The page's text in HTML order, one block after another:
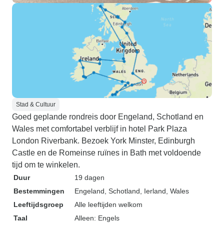
Stad & Cultuur
Goed geplande rondreis door Engeland, Schotland en
Wales met comfortabel verblijf in hotel Park Plaza
London Riverbank. Bezoek York Minster, Edinburgh
Castle en de Romeinse ruïnes in Bath met voldoende
tijd om te winkelen.
Duur
19 dagen
Bestemmingen
Engeland , Schotland , Ierland , Wales
Leeftijdsgroep
Alle leeftijden welkom
Taal
Alleen: Engels